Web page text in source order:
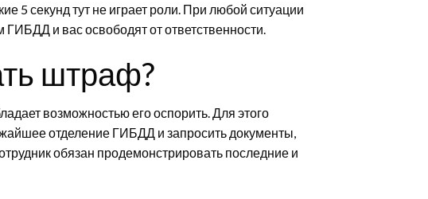
5 секунд тут не играет роли. При любой ситуации
и вас освободят от ответственности.
штраф?
возможностью его оспорить. Для этого
отделение ГИБДД и запросить документы,
обязан продемонстрировать последние и